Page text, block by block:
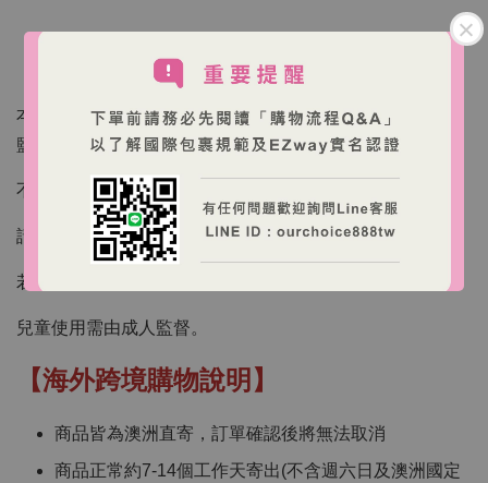
【注意事項】
本產品含 魚類製品、大豆製品、代糖（蔗糖素）與亞硫酸
鹽。
不適合對魚類或大豆過敏者食用。
請存放於陰涼乾燥處（25°C以下），避免陽光直射。
若膠囊破裂、內容物異味或封膜破損，請勿食用。
兒童使用需由成人監督。
【海外跨境購物說明】
商品皆為澳洲直寄，訂單確認後將無法取消
商品正常約7-14個工作天寄出(不含週六日及澳洲國定